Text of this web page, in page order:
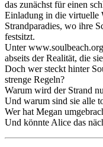
das zunächst für einen
Einladung in die virtuelle
Strandparadies, wo ihre
festsitzt.
Unter
abseits der Realität, die
Doch wer steckt hinter
strenge Regeln?
Warum wird der Strand
Und warum sind sie alle
Wer hat Megan
Und könnte Alice das